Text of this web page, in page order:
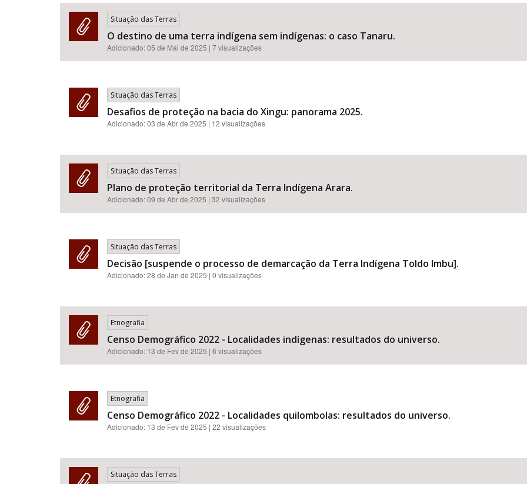
Situação das Terras
O destino de uma terra indígena sem indígenas: o caso Tanaru.
Adicionado:05 de Mai de 2025 | 7 visualizações
Situação das Terras
Desafios de proteção na bacia do Xingu: panorama 2025.
Adicionado:03 de Abr de 2025 | 12 visualizações
Situação das Terras
Plano de proteção territorial da Terra Indígena Arara.
Adicionado:09 de Abr de 2025 | 32 visualizações
Situação das Terras
Decisão [suspende o processo de demarcação da Terra Indígena Toldo Imbu].
Adicionado:28 de Jan de 2025 | 0 visualizações
Etnografia
Censo Demográfico 2022 - Localidades indígenas: resultados do universo.
Adicionado: 13 de Fev de 2025 | 6 visualizações
Etnografia
Censo Demográfico 2022 - Localidades quilombolas: resultados do universo.
Adicionado: 13 de Fev de 2025 | 22 visualizações
Situação das Terras